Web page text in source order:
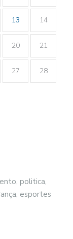
13 14
20 21
27 28
politica,
esportes